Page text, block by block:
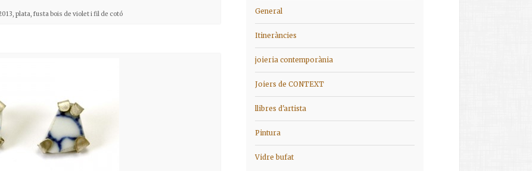
plata, fusta bois de violet i fil de cotó General
Itineràncies
joieria contemporània
Joiers de CONTEXT
llibres d'artista
Pintura
Vidre bufat